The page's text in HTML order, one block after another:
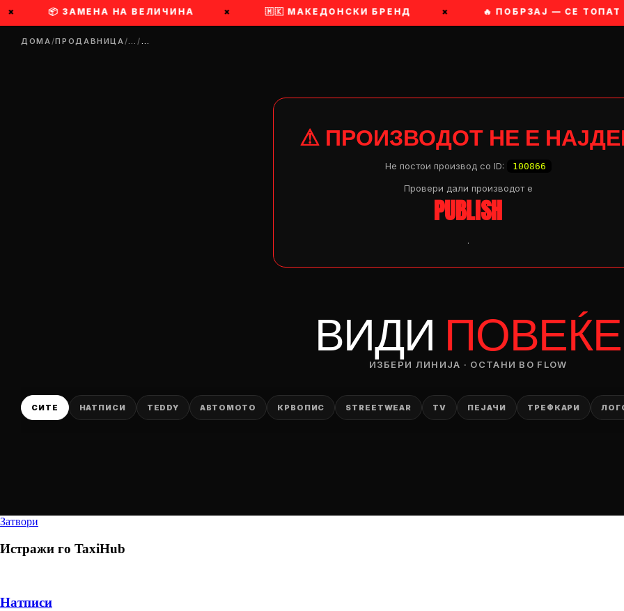
📦 ЗАМЕНА НА ВЕЛИЧИНА 🇲🇰 МАКЕДОНСКИ БРЕНД 🔥 ПОБРЗАЈ — СЕ ТОПАТ
ДОМА/ПРОДАВНИЦА/…/…
⚠ ПРОИЗВОДОТ НЕ Е
Не постои производ со ID: 100866
Провери дали производот e
PUBLISH
.
ВИДИ ПОВЕЌЕ
ИЗБЕРИ ЛИНИЈА · ОСТАНИ ВО FLOW
СИТЕ НАТПИСИ TEDDY АВТОМОТО КРВОПИС STREETWEAR TV ПЕЈАЧИ ТРЕФКАРИ
Затвори
Истражи го TaxiHub
Натписи